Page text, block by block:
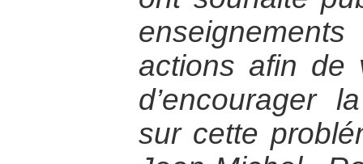
actions afin de
d’encourager
sur cette